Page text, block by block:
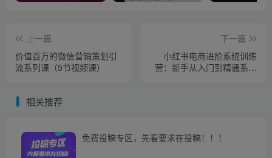
上一篇
价值百万的微信营销策划引
流系列课（5节视频课）
下一篇
小红书电商进阶系统训练
营：新手从入门到精通系统
相关推荐
免费投稿专区，先看要求在投稿！！！